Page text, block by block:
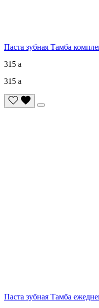
Паста зубная Тамба
315 a
315 a
Паста зубная Тамба